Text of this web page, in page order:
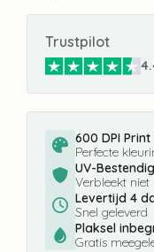
Trustpilot
600 DPI
Perfecte
UV-Bestendig
Verbleekt niet
Levertijd 4
Snel geleverd
Plaksel
Gratis